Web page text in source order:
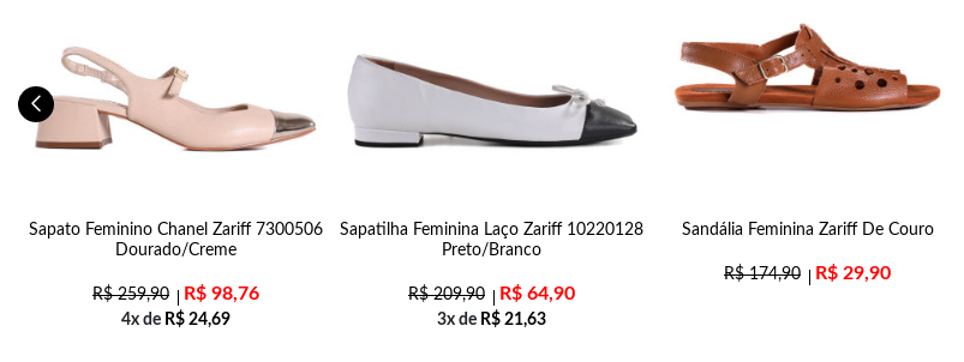
Sapato Feminino Chanel Zariff 7300506
Dourado/Creme
R$259,90 R$ 98,76
4x de R$ 24,69
Sapatilha Feminina Laço Zariff 10220128
Preto/Branco
R$209,90 R$ 64,90
3x de R$ 21,63
Sandália Feminina Zariff De Couro
R$174,90 R$ 29,90